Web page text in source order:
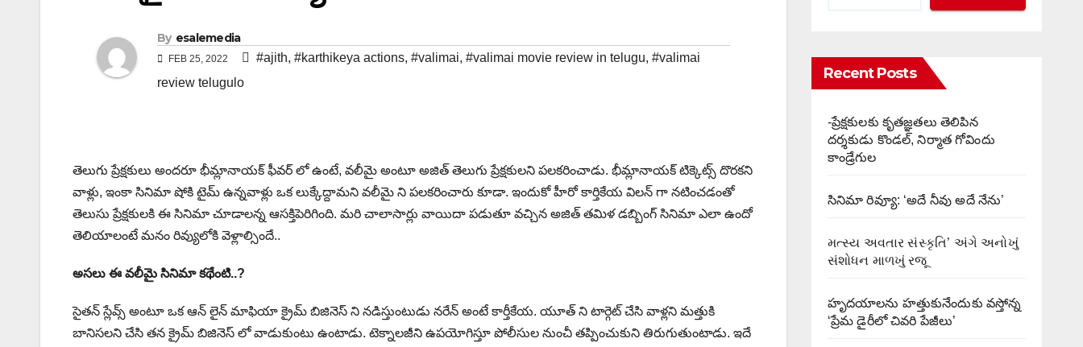
By esalemedia
FEB 25, 2022 #ajith, #karthikeya actions, #valimai, #valimai movie review in telugu, #valimai
review telugulo
తెలుగు ప్రేక్షకులు అందరూ భీమ్లానాయక్ ఫీవర్ లో ఉంటే, వలీమై అంటూ అజిత్ తెలుగు ప్రేక్షకులని పలకరించాడు. భీమ్లానాయక్ టిక్కెట్స్ దొరకని
వాళ్లు, ఇంకా సినిమా షోకి టైమ్ ఉన్నవాళ్లు ఒక లుక్కేద్దామని వలీమై ని పలకరించారు కూడా. ఇందుకో హీరో కార్తికేయ విలన్ గా నటించడంతో
తెలుసు ప్రేక్షకులకి ఈ సినిమా చూడాలన్న ఆసక్తిపెరిగింది. మరి చాలాసార్లు వాయిదా పడుతూ వచ్చిన అజిత్ తమిళ డబ్బింగ్ సినిమా ఎలా ఉందో
తెలియాలంటే మనం రివ్యులోకి వెళ్లాల్సిందే..
అసలు ఈ వలీమై సినిమా కథేంటి..?
సైతన్ స్లేవ్స్ అంటూ ఒక ఆన్ లైన్ మాఫియా క్రైమ్ బిజినెస్ ని నడిస్తుంటుడు నరేన్ అంటే కార్తీకేయ. యూత్ ని టార్గెట్ చేసి వాళ్లని మత్తుకి
బానిసలని చేసి తన క్రైమ్ బిజినెస్ లో వాడుకుంటు ఉంటాడు. టెక్నాలజీని ఉపయోగిస్తూ పోలీసుల నుంచీ తప్పించుకుని తిరుగుతుంటాడు. ఇదే
Recent Posts
-ప్రేక్షకులకు కృతజ్ఞతలు తెలిపిన
దర్శకుడు కొండల్, నిర్మాత గోవిందు
కాండ్రేగుల
సినిమా రివ్యూ: ‘అదే నీవు అదే నేను’
મત્સ્ય અવતાર સંસ્કૃતિ’ અંગે અનોખું
સંશોધન માળખું રજૂ
హృదయాలను హత్తుకునేందుకు వస్తోన్న
‘ప్రేమ డైరీలో చివరి పేజీలు’